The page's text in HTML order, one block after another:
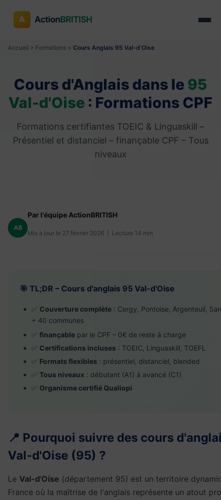
Accueil > Formations > Cours Anglais 95 Val-d'Oise
Cours d'Anglais dans le 95
Val-d'Oise : Formations CPF
Formations certifiantes TOEIC & Linguaskill –
Présentiel et distanciel – finançable CPF – Tous
niveaux
AB
Par l'équipe ActionBRITISH
Mis à jour le 27 février 2026 | Lecture 14 min
🎯 TL;DR – Cours d'anglais 95 Val-d'Oise
✅ Couverture complète : Cergy, Pontoise, Argenteuil,
+ 40 communes
✅ finançable par le CPF – 0€ de reste à charge
✅ Certifications incluses : TOEIC, Linguaskill, TOEFL
✅ Formats flexibles : présentiel, distanciel, blended
✅ Tous niveaux : débutant (A1) à avancé (C1)
✅ Organisme certifié Qualiopi
📍 Pourquoi suivre des cours
Val-d'Oise (95) ?
Le Val-d'Oise (département 95) est un territoire
France où la maîtrise de l'anglais représente un atout